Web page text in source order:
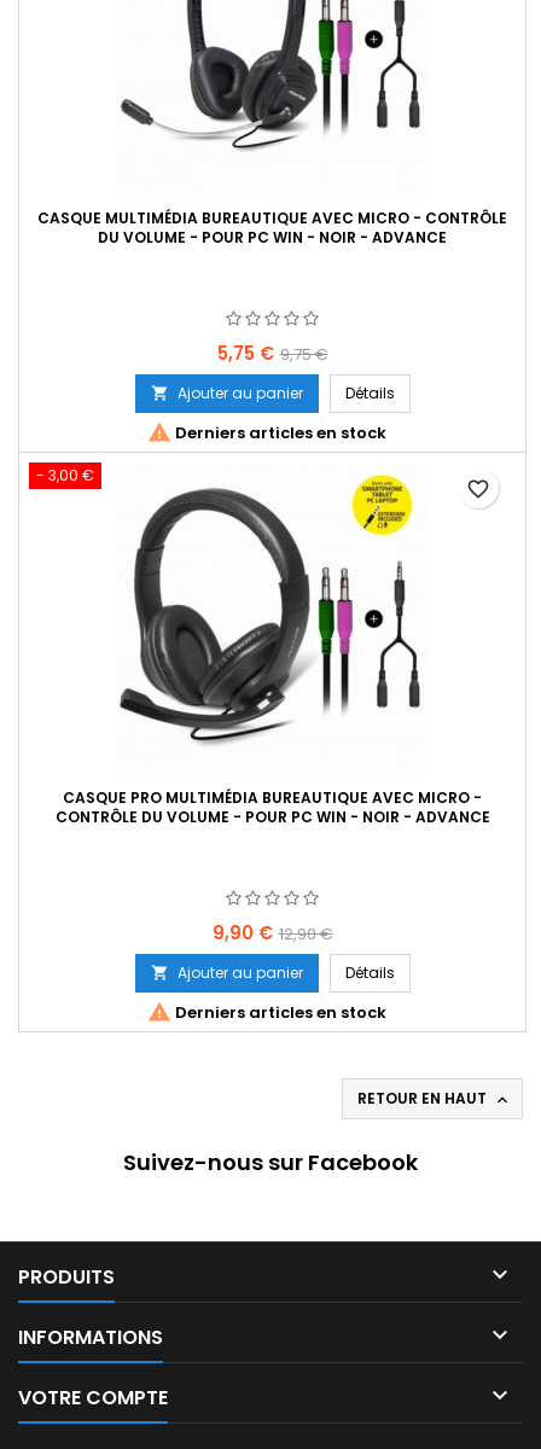
CASQUE MULTIMÉDIA BUREAUTIQUE AVEC MICRO - CONTRÔLE
DU VOLUME - POUR PC WIN - NOIR - ADVANCE
Prix
5,75 € Prix
de
base
9,75 €
 Ajouter au panier Détails
 Derniers articles en stock
- 3,00 €
CASQUE PRO MULTIMÉDIA BUREAUTIQUE AVEC MICRO -
CONTRÔLE DU VOLUME - POUR PC WIN - NOIR - ADVANCE
Prix
9,90 € Prix
de
base
12,90 €
 Ajouter au panier Détails
 Derniers articles en stock
favorite_border
RETOUR EN HAUT 
Suivez-nous sur Facebook
PRODUITS 
INFORMATIONS 
VOTRE COMPTE 